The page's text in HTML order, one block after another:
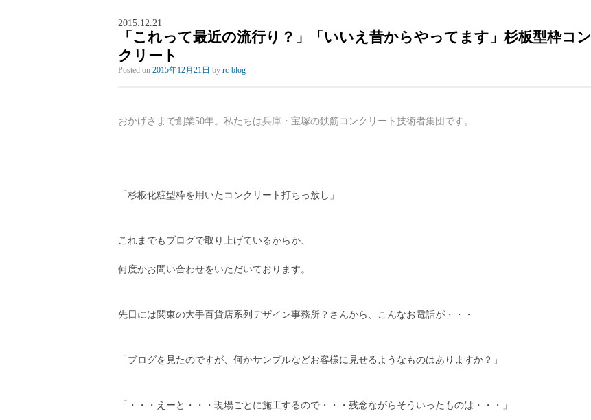
2015.12.21
「これって最近の流行り？」「いいえ昔からやってます」杉板型枠コン
クリート
Posted on 2015年12月21日 by rc-blog
おかげさまで創業50年。私たちは兵庫・宝塚の鉄筋コンクリート技術者集団です。
「杉板化粧型枠を用いたコンクリート打ちっ放し」
これまでもブログで取り上げているからか、
何度かお問い合わせをいただいております。
先日には関東の大手百貨店系列デザイン事務所？さんから、こんなお電話が・・・
「ブログを見たのですが、何かサンプルなどお客様に見せるようなものはありますか？」
「・・・えーと・・・現場ごとに施工するので・・・残念ながらそういったものは・・・」